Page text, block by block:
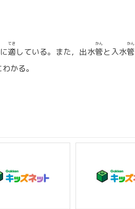
適
てき
している。また，出水管
かん
と入水管
かん
わかる。